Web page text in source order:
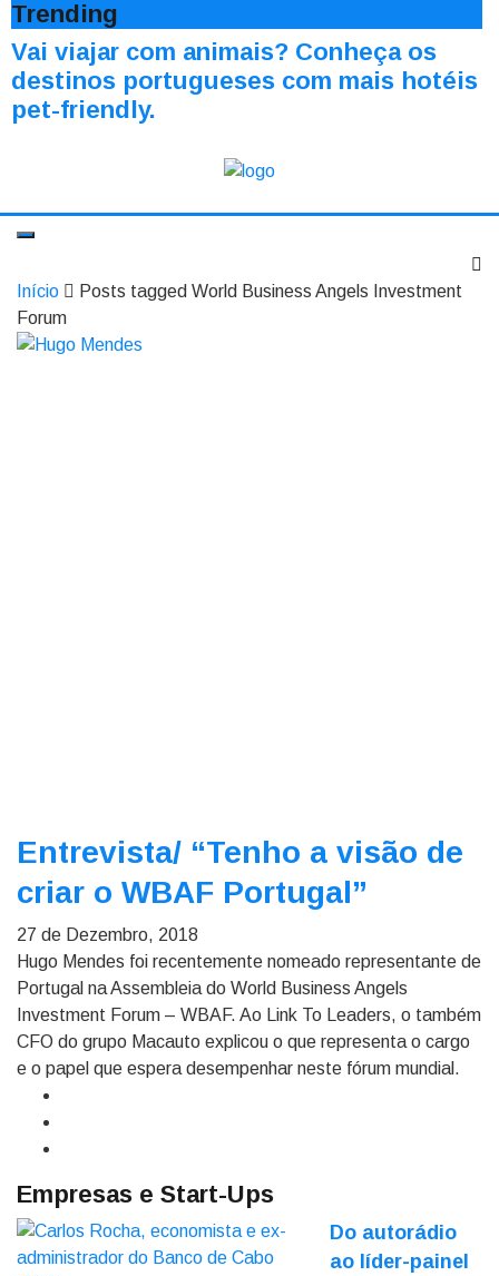
Trending
Vai viajar com animais? Conheça os
destinos portugueses com mais hotéis
pet-friendly.
Início
Posts tagged World Business Angels Investment
Forum
Entrevista/ “Tenho a visão de
criar o WBAF Portugal”
27 de Dezembro, 2018
Hugo Mendes foi recentemente nomeado representante de
Portugal na Assembleia do World Business Angels
Investment Forum – WBAF. Ao Link To Leaders, o também
CFO do grupo Macauto explicou o que representa o cargo
e o papel que espera desempenhar neste fórum mundial.
Empresas e Start-Ups
Do autorádio
ao líder-painel